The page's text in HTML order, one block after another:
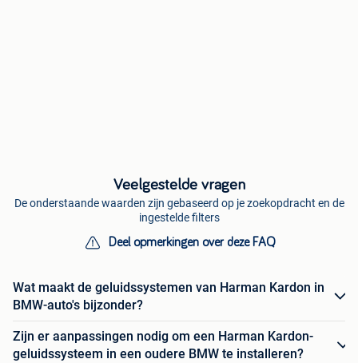
Veelgestelde vragen
De onderstaande waarden zijn gebaseerd op je zoekopdracht en de
ingestelde filters
Deel opmerkingen over deze FAQ
Wat maakt de geluidssystemen van Harman Kardon in
BMW-auto's bijzonder?
Zijn er aanpassingen nodig om een Harman Kardon-
geluidssysteem in een oudere BMW te installeren?